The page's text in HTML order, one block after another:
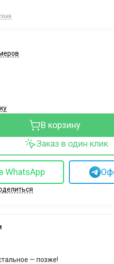
В корзину
Заказ в один клик
WhatsApp
— позже!